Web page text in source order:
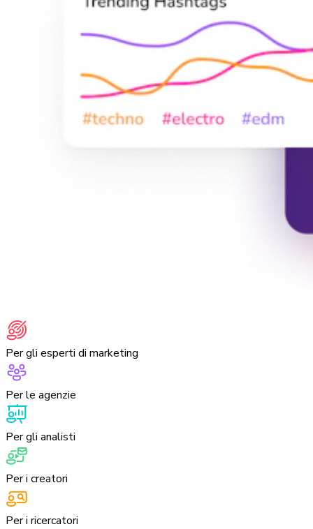
Per gli esperti di marketing
Per le agenzie
Per gli analisti
Per i creatori
Per i ricercatori